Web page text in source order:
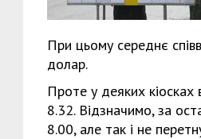
При цьому середнє
долар.
Проте у деяких
8.32. Відзначимо, за
8.00, але так і не